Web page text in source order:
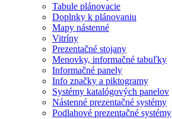
Tabule plánovacie
Doplnky k plánovaniu
Mapy nástenné
Vitríny
Prezentačné stojany
Menovky, informačné tabuľky
Informačné panely
Info značky a piktogramy
Systémy katalógových panelov
Nástenné prezentačné systémy
Podlahové prezentačné systémy